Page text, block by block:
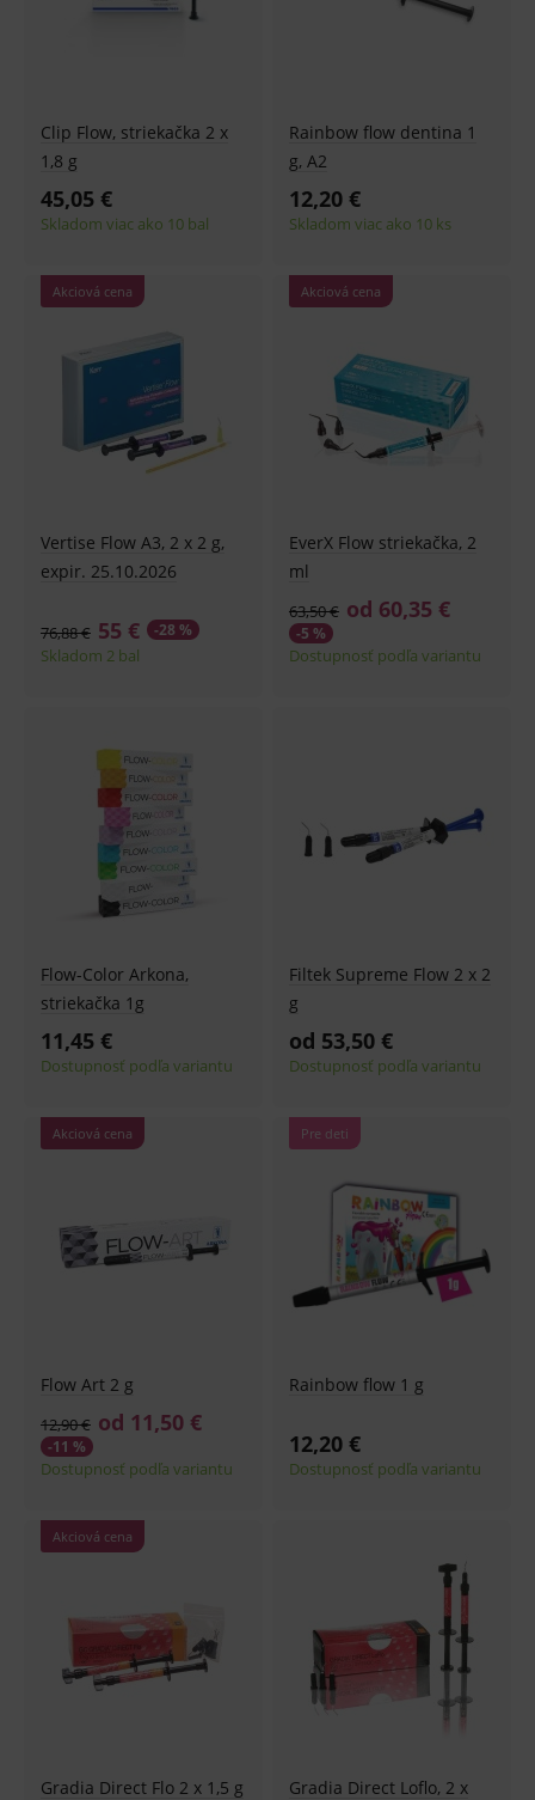
Clip Flow, striekačka 2 x
1,8 g
45,05 €
Skladom viac ako 10 bal
Rainbow flow dentina 1
g, A2
12,20 €
Skladom viac ako 10 ks
Akciová cena
Vertise Flow A3, 2 x 2 g,
expir. 25.10.2026
55 €
76,88 € -28 %
Skladom 2 bal
Akciová cena
EverX Flow striekačka, 2
ml
od 60,35 €
63,50 €
-5 %
Dostupnosť podľa variantu
Flow-Color Arkona,
striekačka 1g
11,45 €
Dostupnosť podľa variantu
Filtek Supreme Flow 2 x 2
g
od 53,50 €
Dostupnosť podľa variantu
Akciová cena
Flow Art 2 g
od 11,50 €
12,90 €
-11 %
Dostupnosť podľa variantu
Pre deti
Rainbow flow 1 g
12,20 €
Dostupnosť podľa variantu
Akciová cena
Gradia Direct Flo 2 x 1,5 g
Gradia Direct Loflo, 2 x